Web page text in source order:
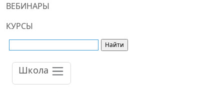
ВЕБИНАРЫ
КУРСЫ
Школа